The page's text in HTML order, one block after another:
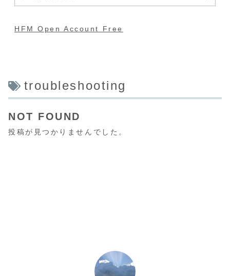
HFM Open Account Free
troubleshooting
NOT FOUND
投稿が見つかりませんでした。